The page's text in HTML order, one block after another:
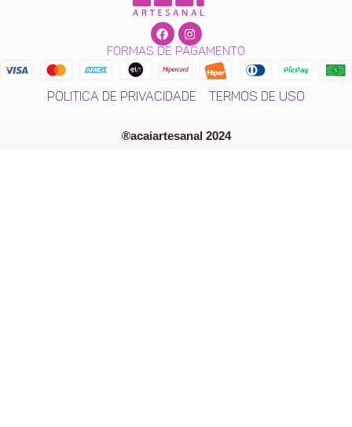
formas de pagamento
Politica de Privacidade Termos de Uso
®acaiartesanal 2024